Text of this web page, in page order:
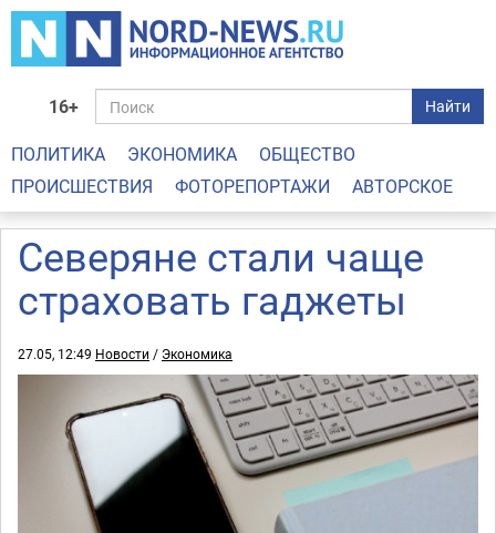
16+ Найти
ПОЛИТИКА ЭКОНОМИКА
ОБЩЕСТВО
ПРОИСШЕСТВИЯ
ФОТОРЕПОРТАЖИ АВТОРСКОЕ
Северяне стали чаще
страховать гаджеты
27.05, 12:49 Новости / Экономика